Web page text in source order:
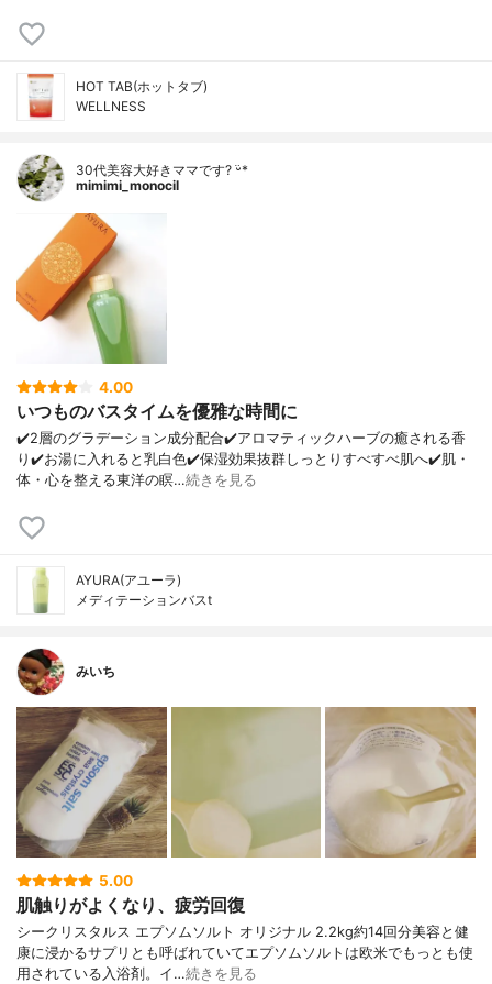
HOT TAB(ホットタブ)
WELLNESS
30代美容大好きママです? ᵕ̈*
mimimi_monocil
4.00
いつものバスタイムを優雅な時間に
✔️2層のグラデーション成分配合✔️アロマティックハーブの癒される香
り✔️お湯に入れると乳白色✔️保湿効果抜群しっとりすべすべ肌へ✔️肌・
体・心を整える東洋の瞑…続きを見る
AYURA(アユーラ)
メディテーションバスt
みいち
5.00
肌触りがよくなり、疲労回復
シークリスタルス エプソムソルト オリジナル 2.2kg約14回分美容と健
康に浸かるサプリとも呼ばれていてエプソムソルトは欧米でもっとも使
用されている入浴剤。イ…続きを見る